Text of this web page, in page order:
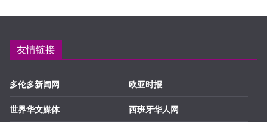
友情链接
多伦多新闻网
世界华文媒体
欧亚时报
西班牙华人网